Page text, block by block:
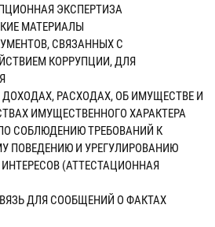
ЭКСПЕРТИЗА
МАТЕРИАЛЫ
СВЯЗАННЫХ С
КОРРУПЦИИ, ДЛЯ
ДОХОДАХ, РАСХОДАХ, ОБ ИМУЩЕСТВЕ И
ИМУЩЕСТВЕННОГО ХАРАКТЕРА
СОБЛЮДЕНИЮ ТРЕБОВАНИЙ К
ПОВЕДЕНИЮ И УРЕГУЛИРОВАНИЮ
(АТТЕСТАЦИОННАЯ
ДЛЯ СООБЩЕНИЙ О ФАКТАХ